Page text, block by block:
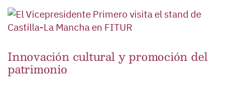
Innovación cultural y promoción del
patrimonio